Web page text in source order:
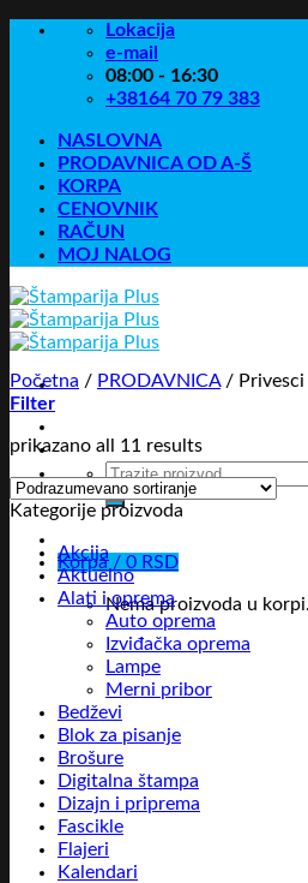
Skip
Lokacija
e-mail
08:00 - 16:30
+38164 70 79 383
NASLOVNA
PRODAVNICA OD A-Š
KORPA
CENOVNIK
RAČUN
MOJ NALOG
Pretraga
za:
Korpa / 0 RSD
Nema proizvoda u korpi.
Početna / PRODAVNICA /
Filter
prikazano all 11 results
Kategorije proizvoda
Akcija
Aktuelno
Alati i oprema
Auto oprema
Izviđačka oprema
Lampe
Merni pribor
Bedževi
Blok za pisanje
Brošure
Digitalna štampa
Dizajn i priprema
Fascikle
Flajeri
Kalendari